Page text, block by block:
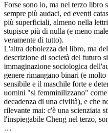
Forse sono io, ma nel terzo libro
sempre più audaci, ed eventi
più superficiali, almeno nella
stupisce più di nulla (e meno
veramente di tutto).
L'altra debolezza del libro, ma
descrizione di società del futuro
immaginazione sociologica
genere rimangano binari (e
sensibile e il maschile forte e
uomini "si femminilizzano"
decadenza di una civiltà), e che
rilevante mai: c'è una scienziata
l'inspiegabile Cheng nel terzo,
…